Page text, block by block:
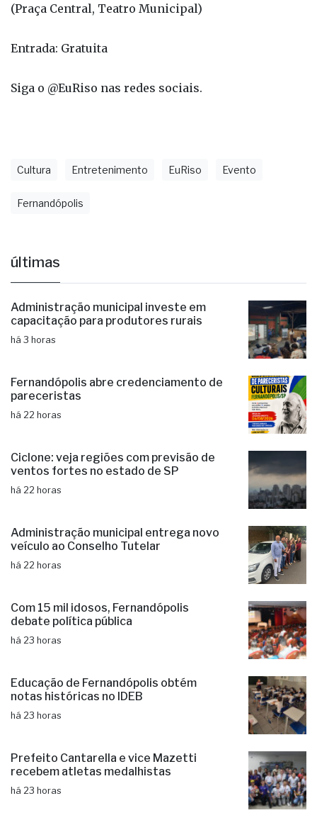
(Praça Central, Teatro Municipal)
Entrada: Gratuita
Siga o @EuRiso nas redes sociais.
Cultura Entretenimento EuRiso Evento
Fernandópolis
últimas
Administração municipal investe em
capacitação para produtores rurais
há 3 horas
Fernandópolis abre credenciamento de
pareceristas
há 22 horas
Ciclone: veja regiões com previsão de
ventos fortes no estado de SP
há 22 horas
Administração municipal entrega novo
veículo ao Conselho Tutelar
há 22 horas
Com 15 mil idosos, Fernandópolis
debate política pública
há 23 horas
Educação de Fernandópolis obtém
notas históricas no IDEB
há 23 horas
Prefeito Cantarella e vice Mazetti
recebem atletas medalhistas
há 23 horas